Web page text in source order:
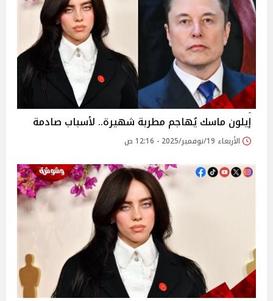
إيلون ماسك يُهاجم مطربة شهيرة.. لأسباب صادمة
الأربعاء 19/نوفمبر/2025 - 12:16 ص